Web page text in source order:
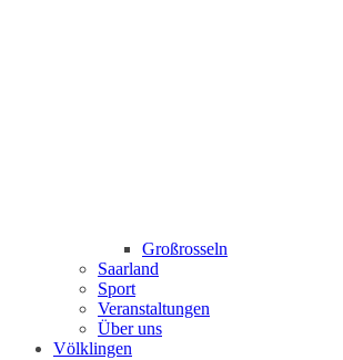
Großrosseln
Saarland
Sport
Veranstaltungen
Über uns
Völklingen